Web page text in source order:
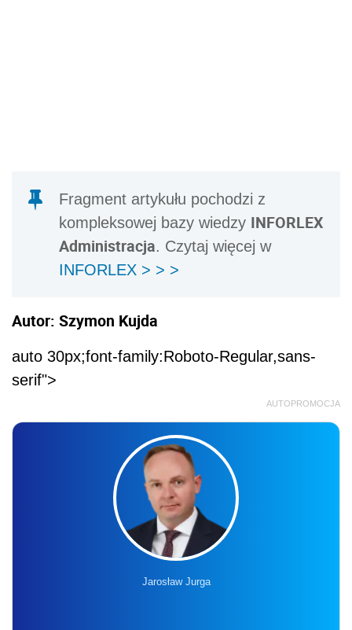
Fragment artykułu pochodzi z
kompleksowej bazy wiedzy INFORLEX
Administracja. Czytaj więcej w
INFORLEX > > >
Autor: Szymon Kujda
auto 30px;font-family:Roboto-Regular,sans-
serif">
AUTOPROMOCJA
Jarosław Jurga